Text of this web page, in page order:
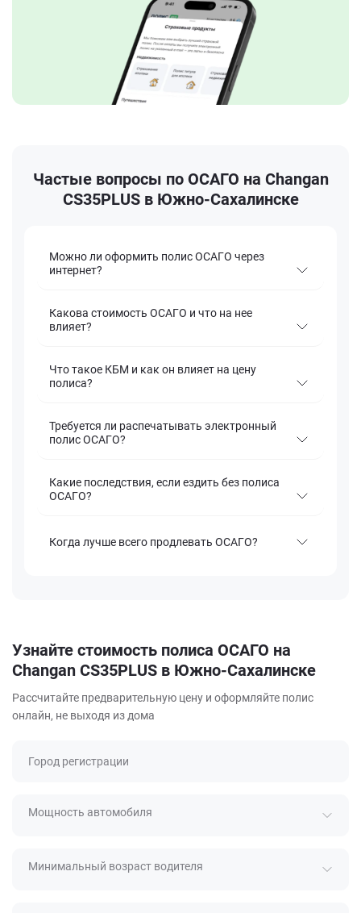
Частые вопросы по ОСАГО на Changan
CS35PLUS в Южно-Сахалинске
Можно ли оформить полис ОСАГО через
интернет?
Какова стоимость ОСАГО и что на нее
влияет?
Что такое КБМ и как он влияет на цену
полиса?
Требуется ли распечатывать электронный
полис ОСАГО?
Какие последствия, если ездить без полиса
ОСАГО?
Когда лучше всего продлевать ОСАГО?
Узнайте стоимость полиса ОСАГО на
Changan CS35PLUS в Южно-Сахалинске
Рассчитайте предварительную цену и оформляйте полис
онлайн, не выходя из дома
Город регистрации
Мощность автомобиля
Минимальный возраст водителя